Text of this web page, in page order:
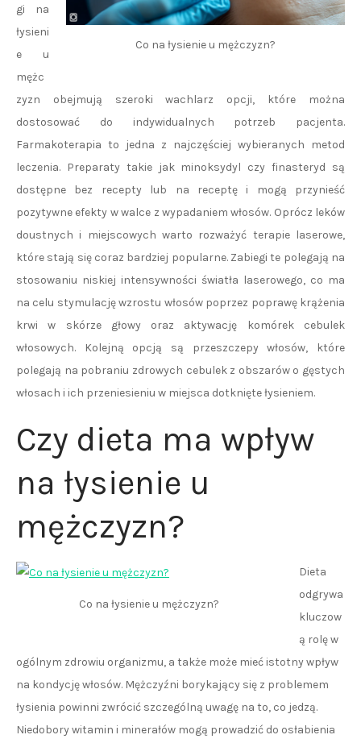
Co na łysienie u mężczyzn?
gi na
łysieni
e u
mężc
zyzn obejmują szeroki wachlarz opcji, które można
dostosować do indywidualnych potrzeb pacjenta.
Farmakoterapia to jedna z najczęściej wybieranych metod
leczenia. Preparaty takie jak minoksydyl czy finasteryd są
dostępne bez recepty lub na receptę i mogą przynieść
pozytywne efekty w walce z wypadaniem włosów. Oprócz leków
doustnych i miejscowych warto rozważyć terapie laserowe,
które stają się coraz bardziej popularne. Zabiegi te polegają na
stosowaniu niskiej intensywności światła laserowego, co ma
na celu stymulację wzrostu włosów poprzez poprawę krążenia
krwi w skórze głowy oraz aktywację komórek cebulek
włosowych. Kolejną opcją są przeszczepy włosów, które
polegają na pobraniu zdrowych cebulek z obszarów o gęstych
włosach i ich przeniesieniu w miejsca dotknięte łysieniem.
Czy dieta ma wpływ
na łysienie u
mężczyzn?
Co na łysienie u mężczyzn?
Dieta
odgrywa
kluczow
ą rolę w
ogólnym zdrowiu organizmu, a także może mieć istotny wpływ
na kondycję włosów. Mężczyźni borykający się z problemem
łysienia powinni zwrócić szczególną uwagę na to, co jedzą.
Niedobory witamin i minerałów mogą prowadzić do osłabienia